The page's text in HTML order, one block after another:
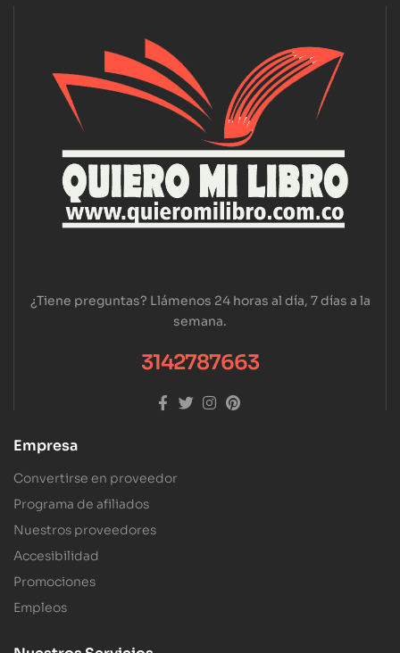
¿Tiene preguntas? Llámenos 24 horas al día, 7 días a la
semana.
3142787663
Empresa
Convertirse en proveedor
Programa de afiliados
Nuestros proveedores
Accesibilidad
Promociones
Empleos